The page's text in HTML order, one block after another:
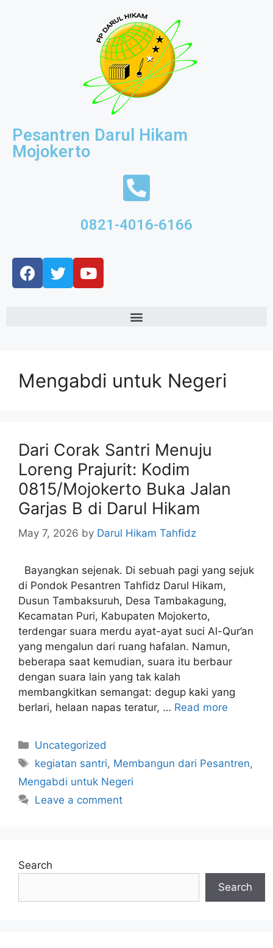
Pesantren Darul Hikam
Mojokerto
0821-4016-6166
Mengabdi untuk Negeri
Dari Corak Santri Menuju
Loreng Prajurit: Kodim
0815/Mojokerto Buka Jalan
Garjas B di Darul Hikam
May 7, 2026 by Darul Hikam Tahfidz
Bayangkan sejenak. Di sebuah pagi yang sejuk
di Pondok Pesantren Tahfidz Darul Hikam,
Dusun Tambaksuruh, Desa Tambakagung,
Kecamatan Puri, Kabupaten Mojokerto,
terdengar suara merdu ayat-ayat suci Al-Qur’an
yang mengalun dari ruang hafalan. Namun,
beberapa saat kemudian, suara itu berbaur
dengan suara lain yang tak kalah
membangkitkan semangat: degup kaki yang
berlari, helaan napas teratur, … Read more
Uncategorized
kegiatan santri, Membangun dari Pesantren,
Mengabdi untuk Negeri
Leave a comment
Search
Search